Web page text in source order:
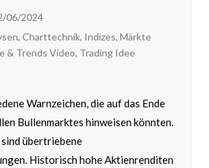
06/2024
, Charttechnik, Indizes, Märkte
& Trends Video, Trading Idee
Warnzeichen, die auf das Ende
Bullenmarktes hinweisen könnten.
übertriebene
Historisch hohe Aktienrenditen